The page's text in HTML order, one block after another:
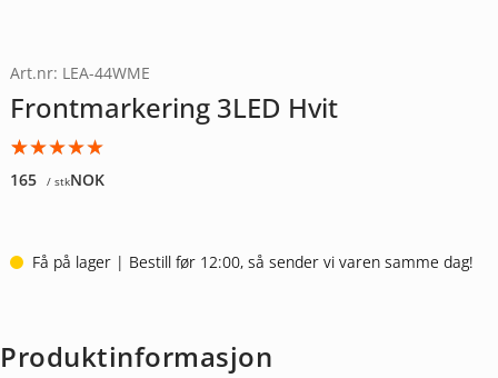
Art.nr: LEA-44WME
Frontmarkering 3LED Hvit
Vurdert5.00
1
165 / stkNOK
Få på lager | Bestill før 12:00, så sender vi varen samme dag!
Produktinformasjon